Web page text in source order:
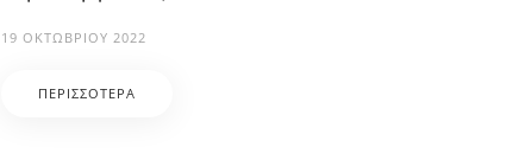
19 ΟΚΤΩΒΡΊΟΥ 2022
ΠΕΡΙΣΣΌΤΕΡΑ